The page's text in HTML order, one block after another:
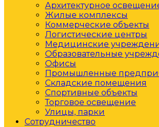
Архитектурное
Жилые комплексы
Коммерческие объекты
Логистические центры
Медицинские
Образовательные
Офисы
Промышленные
Складские помещения
Спортивные объекты
Торговое освещение
Улицы, парки
Сотрудничество